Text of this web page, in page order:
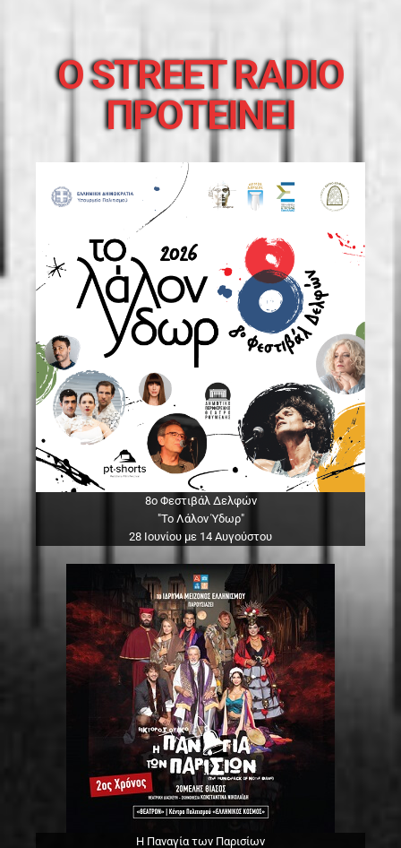
O STREET RADIO
ΠΡΟΤΕΙΝΕΙ
8ο Φεστιβάλ Δελφών
"Το Λάλον Ύδωρ"
28 Ιουνίου με 14 Αυγούστου
Η Παναγία των Παρισίων